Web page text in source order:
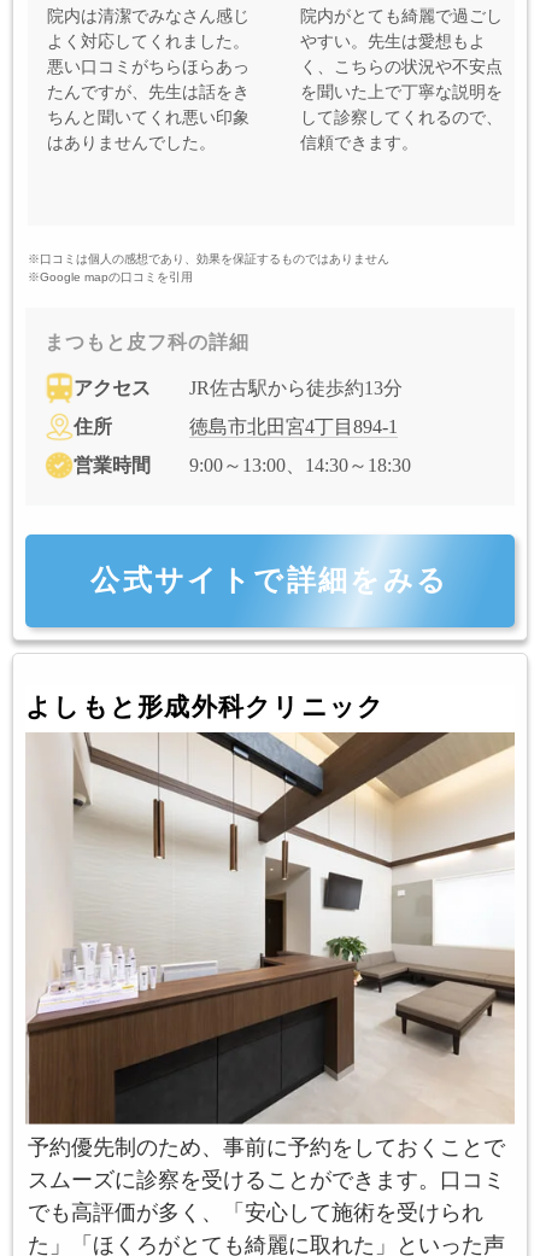
院内は清潔でみなさん感じ
よく対応してくれました。
悪い口コミがちらほらあっ
たんですが、先生は話をき
ちんと聞いてくれ悪い印象
はありませんでした。
院内がとても綺麗で過ごし
やすい。先生は愛想もよ
く、こちらの状況や不安点
を聞いた上で丁寧な説明を
して診察してくれるので、
信頼できます。
※口コミは個人の感想であり、効果を保証するものではありません
※Google mapの口コミを引用
まつもと皮フ科の詳細
アクセス
JR佐古駅から徒歩約13分
住所
徳島市北田宮4丁目894-1
営業時間
9:00～13:00、14:30～18:30
公式サイトで詳細をみる
よしもと形成外科クリニック
予約優先制のため、事前に予約をしておくことで
スムーズに診察を受けることができます。口コミ
でも高評価が多く、「安心して施術を受けられ
た」「ほくろがとても綺麗に取れた」といった声